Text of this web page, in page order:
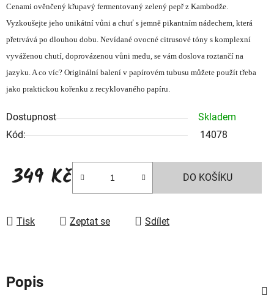
Cenami ověnčený křupavý fermentovaný zelený pepř z Kambodže.
Vyzkoušejte jeho unikátní vůni a chuť s jemně pikantním nádechem, která
přetrvává po dlouhou dobu. Nevídané ovocné citrusové tóny s komplexní
vyváženou chutí, doprovázenou vůni medu, se vám doslova roztančí na
jazyku. A co víc? Originální balení v papírovém tubusu můžete použít třeba
jako praktickou kořenku z recyklovaného papíru.
Dostupnost
Skladem
Kód:
14078
349 Kč DO KOŠÍKU
Tisk Zeptat se Sdílet
Popis